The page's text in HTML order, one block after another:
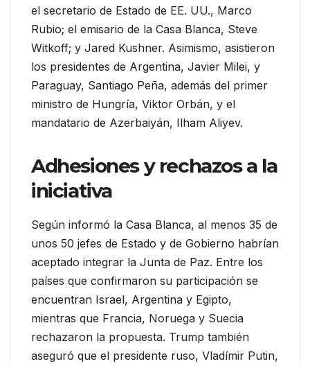
el secretario de Estado de EE. UU., Marco
Rubio; el emisario de la Casa Blanca, Steve
Witkoff; y Jared Kushner. Asimismo, asistieron
los presidentes de Argentina, Javier Milei, y
Paraguay, Santiago Peña, además del primer
ministro de Hungría, Viktor Orbán, y el
mandatario de Azerbaiyán, Ilham Aliyev.
Adhesiones y rechazos a la
iniciativa
Según informó la Casa Blanca, al menos 35 de
unos 50 jefes de Estado y de Gobierno habrían
aceptado integrar la Junta de Paz. Entre los
países que confirmaron su participación se
encuentran Israel, Argentina y Egipto,
mientras que Francia, Noruega y Suecia
rechazaron la propuesta. Trump también
aseguró que el presidente ruso, Vladímir Putin,